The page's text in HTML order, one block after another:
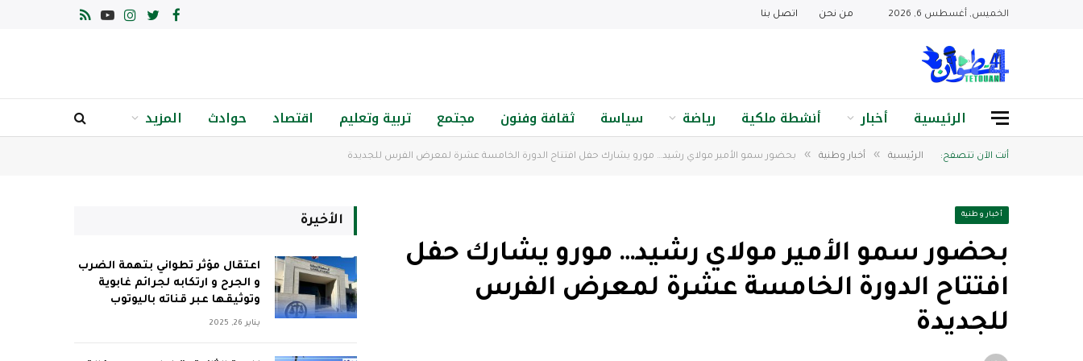
الخميس, أغسطس 6, 2026 من نحن اتصل بنا
فيسبوك
تويتر الانستغرام
يوتيوبRSS
الرئيسية أخبار أنشطة ملكية رياضة سياسة ثقافة وفنون مجتمع تربية وتعليم اقتصاد حوادث المزيد
أنت الآن تتصفح: الرئيسية » أخبار وطنية » بحضور سمو الأمير مولاي رشيد… مورو يشارك حفل افتتاح الدورة الخامسة عشرة لمعرض الفرس للجديدة
أخبار وطنية
بحضور سمو الأمير مولاي رشيد… مورو يشارك حفل
افتتاح الدورة الخامسة عشرة لمعرض الفرس
للجديدة
الأخيرة
اعتقال مؤثر تطواني بتهمة الضرب
و الجرح و ارتكابه لجرائم غابوية
وتوثيقها عبر قناته باليوتوب
يناير 26, 2025